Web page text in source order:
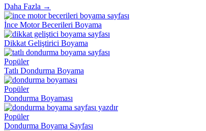
Daha Fazla →
İnce Motor Becerileri Boyama
Dikkat Geliştirici Boyama
Popüler
Tatlı Dondurma Boyama
Popüler
Dondurma Boyaması
Popüler
Dondurma Boyama Sayfası